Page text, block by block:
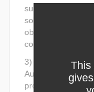
suivi par Cap
solliciter un
obtenir des pistes
concrète ne m'a
3) APEC
Au début de ma
proposé par
This